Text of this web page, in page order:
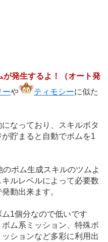
が発生するよ！（オート発
ーや ティモシーに似た
なっており、スキルボタ
貯まると自動でボムを1
ボム生成スキルのツムよ
ルレベルによって必要数
動出来ます。
1個分なので低いです
ム系ミッション、特殊ボ
ションなど多彩に利用出